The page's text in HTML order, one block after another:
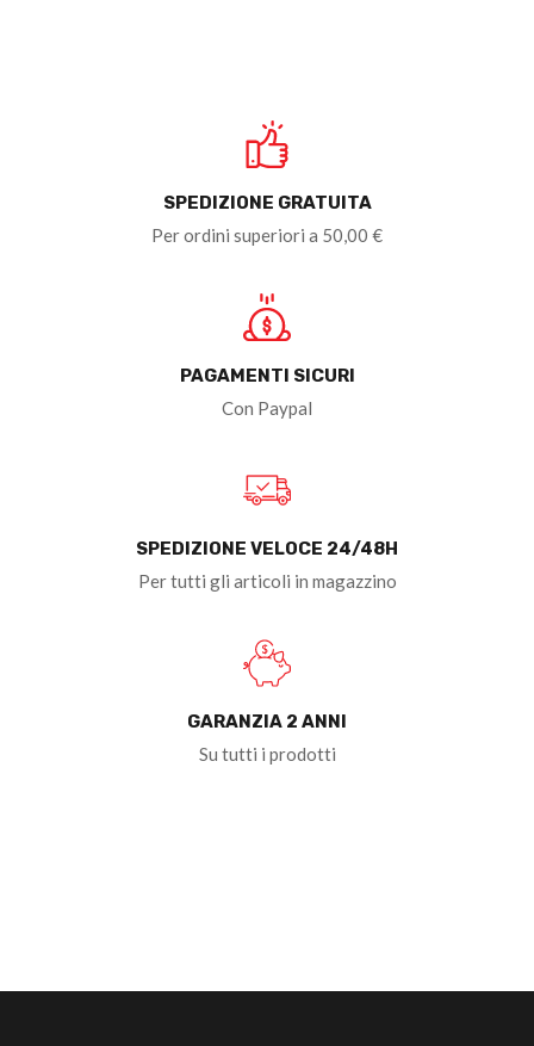
SPEDIZIONE GRATUITA
Per ordini superiori a 50,00 €
PAGAMENTI SICURI
Con Paypal
SPEDIZIONE VELOCE 24/48H
Per tutti gli articoli in magazzino
GARANZIA 2 ANNI
Su tutti i prodotti